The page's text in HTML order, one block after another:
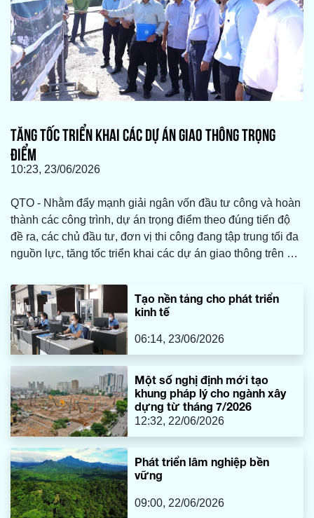
TĂNG TỐC TRIỂN KHAI CÁC DỰ ÁN GIAO THÔNG TRỌNG
ĐIỂM
10:23, 23/06/2026
QTO - Nhằm đẩy mạnh giải ngân vốn đầu tư công và hoàn
thành các công trình, dự án trọng điểm theo đúng tiến độ
đề ra, các chủ đầu tư, đơn vị thi công đang tập trung tối đa
nguồn lực, tăng tốc triển khai các dự án giao thông trên địa
tạo động lực phát triển cho tỉnh Quảng Trị.
Tạo nền tảng cho phát triển
kinh tế
06:14, 23/06/2026
Một số nghị định mới tạo
khung pháp lý cho ngành xây
dựng từ tháng 7/2026
12:32, 22/06/2026
Phát triển lâm nghiệp bền
vững
09:00, 22/06/2026